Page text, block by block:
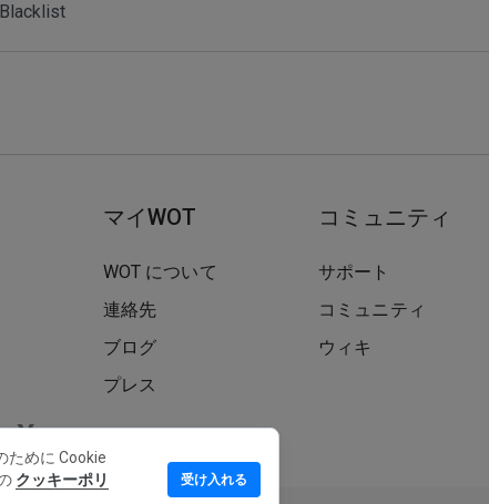
マイWOT
WOT について
連絡先
ブログ
プレス
コミュニティ
サポート
コミュニティ
ウィキ
ために Cookie
クッキーポリ
受け入れる